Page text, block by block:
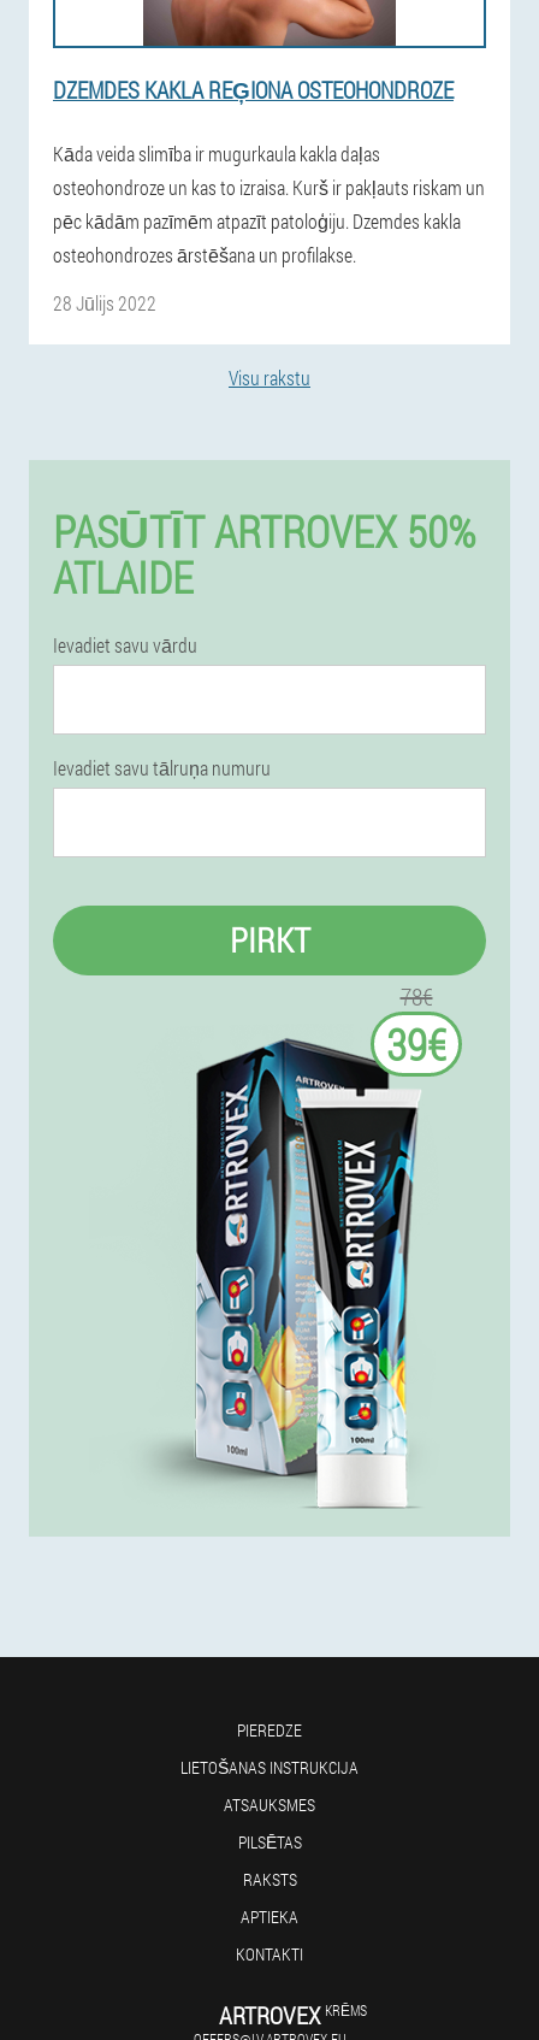
DZEMDES KAKLA REĢIONA OSTEOHONDROZE
Kāda veida slimība ir mugurkaula kakla daļas
osteohondroze un kas to izraisa. Kurš ir pakļauts riskam un
pēc kādām pazīmēm atpazīt patoloģiju. Dzemdes kakla
osteohondrozes ārstēšana un profilakse.
28 Jūlijs 2022
Visu rakstu
PASŪTĪT ARTROVEX 50%
ATLAIDE
Ievadiet savu vārdu
Ievadiet savu tālruņa numuru
PIRKT
78€
39€
PIEREDZE
LIETOŠANAS INSTRUKCIJA
ATSAUKSMES
PILSĒTAS
RAKSTS
APTIEKA
KONTAKTI
ARTROVEX KRĒMS